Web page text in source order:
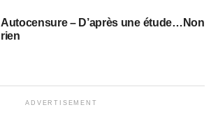
Autocensure – D’après une étude…Non
rien
ADVERTISEMENT